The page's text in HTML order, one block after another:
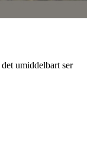
umiddelbart ser